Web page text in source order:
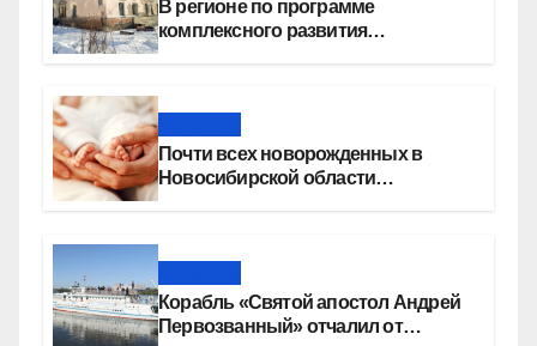
В регионе по программе
комплексного развития
Почти всех новорожденных в
Новосибирской области
Корабль «Святой апостол Андрей
Первозванный» отчалил от